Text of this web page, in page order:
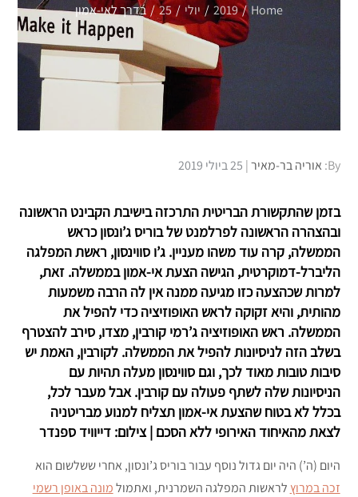
Home
2019 יולי 25 בדרך לאי-אמון
By: אוריה בר-מאיר Posted
25 ביולי 2019
בזמן שהתקשורת הבריטית התרכזה בישיבת הקבינט הראשונה
ובהצהרה הראשונה לפרלמנט של בוריס ג’ונסון כראש
הממשלה, קרה עוד משהו מעניין. ג’ו סווינסון, ראשת המפלגה
הליברל-דמוקרטית, הגישה הצעת אי-אמון בממשלה. זאת,
למרות שכהצעה כזו מגיעה ממנה אין לה הרבה משמעות
מהותית, והיא זקוקה לראש האופוזיציה כדי להפיל את
הממשלה. ראש האופוזיציה ג’רמי קורבין, מצדו, סירב להצטרף
בשלב הזה לניסיונות להפיל את הממשלה. לקורבין, האמת יש
סיבות טובות מאוד לכך, וגם סווינסון מעלה תהיות עם
הניסיונות שלה לשתף פעולה עם קורבין. אבל מעבר לכל,
בכלל לא בטוח שהצעת אי-אמון תצליח למנוע מבריטניה
לצאת מהאיחוד האירופי ללא הסכם | צילום: דייוויד ספנדר
היום (ה’) היה יום גדול נוסף עבור בוריס ג’ונסון, אחרי ששלשום הוא
זכה במרוץ לראשות המפלגה השמרנית, ואתמולמונה באופן רשמי